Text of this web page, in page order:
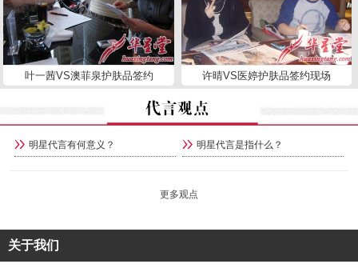
叶一茜VS澳菲泉护肤品签约 许晴VS医婷护肤品签约现场
明星代言有何意义？ 明星代言是指什么？
更多观点
关于我们